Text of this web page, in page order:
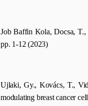
Job Baffin Kola, Docsa, T.,
pp. 1-12 (2023)
Ujlaki, Gy., Kovács, T.,
modulating breast cancer